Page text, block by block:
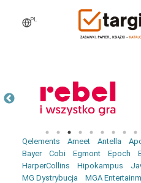
PL
PRODUKTY
AKTUALNOŚCI
LOGOWANIE
Qelements Ameet Antella
Bayer
Cobi Egmont Epoch
HarperCollins
Hipokampus
MG Dystrybucja
MGA